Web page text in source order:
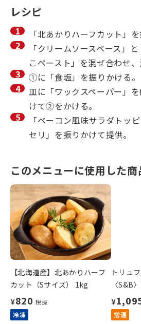
レシピ
「北あかりハーフカット」を
「クリームソースベース」
こペースト」を混ぜ合わせ、
①に「食塩」を振りかける。
皿に「ワックスペーパー」
けて②をかける。
「ベーコン風味サラダトッ
セリ」を振りかけて提供。
このメニューに使用した商
【北海道産】北あかりハーフ
カット（Sサイズ） 1kg
¥820 税抜
冷凍
トリュ
〈S&B
¥
常温